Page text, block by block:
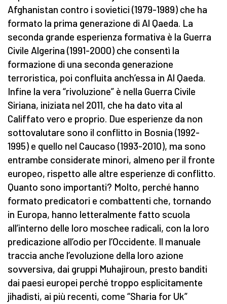
Afghanistan contro i sovietici (1979-1989) che ha
formato la prima generazione di Al Qaeda. La
seconda grande esperienza formativa è la Guerra
Civile Algerina (1991-2000) che consentì la
formazione di una seconda generazione
terroristica, poi confluita anch’essa in Al Qaeda.
Infine la vera “rivoluzione” è nella Guerra Civile
Siriana, iniziata nel 2011, che ha dato vita al
Califfato vero e proprio. Due esperienze da non
sottovalutare sono il conflitto in Bosnia (1992-
1995) e quello nel Caucaso (1993-2010), ma sono
entrambe considerate minori, almeno per il fronte
europeo, rispetto alle altre esperienze di conflitto.
Quanto sono importanti? Molto, perché hanno
formato predicatori e combattenti che, tornando
in Europa, hanno letteralmente fatto scuola
all’interno delle loro moschee radicali, con la loro
predicazione all’odio per l’Occidente. Il manuale
traccia anche l’evoluzione della loro azione
sovversiva, dai gruppi Muhajiroun, presto banditi
dai paesi europei perché troppo esplicitamente
jihadisti, ai più recenti, come “Sharia for Uk”